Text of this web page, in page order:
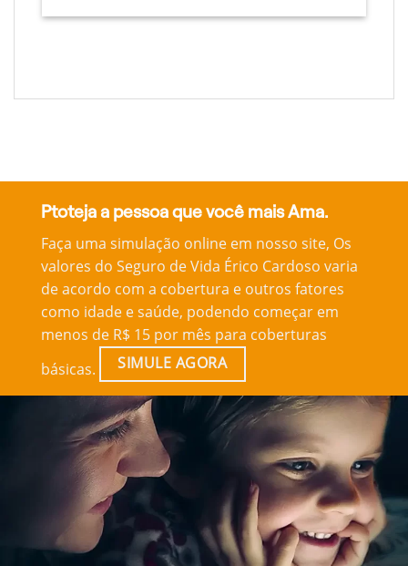
Ptoteja a pessoa que você mais Ama.
Faça uma simulação online em nosso site, Os
valores do Seguro de Vida Érico Cardoso varia
de acordo com a cobertura e outros fatores
como idade e saúde, podendo começar em
menos de R$ 15 por mês para coberturas
básicas.
SIMULE AGORA